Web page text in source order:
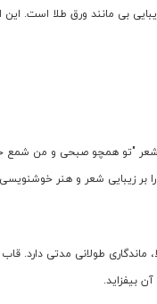
بی مانند ورق طلا است.
شعر "تو همچو صبحی و من
بر زیبایی شعر و هنر
بیفزاید.